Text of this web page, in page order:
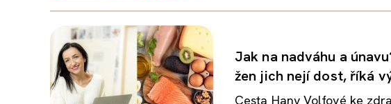
Jak na nadváhu a
žen jich nejí dost, říká
Cesta Hany Volfové ke